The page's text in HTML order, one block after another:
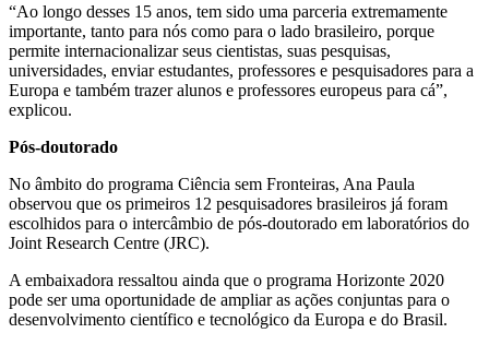
“Ao longo desses 15 anos, tem sido uma parceria extremamente
importante, tanto para nós como para o lado brasileiro, porque
permite internacionalizar seus cientistas, suas pesquisas,
universidades, enviar estudantes, professores e pesquisadores para a
Europa e também trazer alunos e professores europeus para cá”,
explicou.
Pós-doutorado
No âmbito do programa Ciência sem Fronteiras, Ana Paula
observou que os primeiros 12 pesquisadores brasileiros já foram
escolhidos para o intercâmbio de pós-doutorado em laboratórios do
Joint Research Centre (JRC).
A embaixadora ressaltou ainda que o programa Horizonte 2020
pode ser uma oportunidade de ampliar as ações conjuntas para o
desenvolvimento científico e tecnológico da Europa e do Brasil.